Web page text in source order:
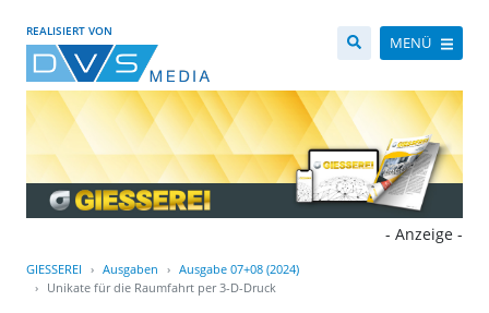
REALISIERT VON
MENÜ
- Anzeige -
GIESSEREI Ausgaben
Ausgabe 07+08 (2024)
Unikate für die Raumfahrt per 3-D-Druck